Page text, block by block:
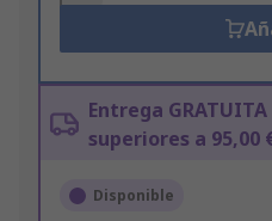
Entrega
superiores a 95,00
Disponible